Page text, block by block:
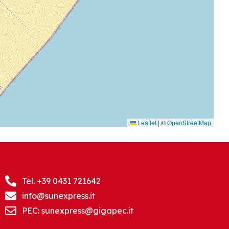
Leaflet | ©OpenStreetMap
Tel. +39 0431 721642
info@sunexpress.it
PEC: sunexpress@gigapec.it